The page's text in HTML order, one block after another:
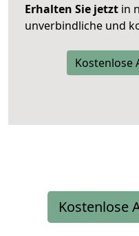
Erhalten Sie jetzt in
unverbindliche und
Kostenlose
Kostenlose